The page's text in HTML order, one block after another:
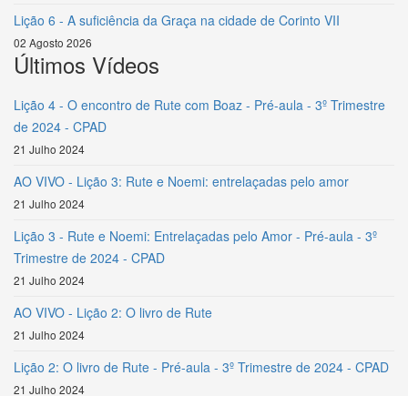
Lição 6 - A suficiência da Graça na cidade de Corinto VII
02 Agosto 2026
Últimos Vídeos
Lição 4 - O encontro de Rute com Boaz - Pré-aula - 3º Trimestre
de 2024 - CPAD
21 Julho 2024
AO VIVO - Lição 3: Rute e Noemi: entrelaçadas pelo amor
21 Julho 2024
Lição 3 - Rute e Noemi: Entrelaçadas pelo Amor - Pré-aula - 3º
Trimestre de 2024 - CPAD
21 Julho 2024
AO VIVO - Lição 2: O livro de Rute
21 Julho 2024
Lição 2: O livro de Rute - Pré-aula - 3º Trimestre de 2024 - CPAD
21 Julho 2024